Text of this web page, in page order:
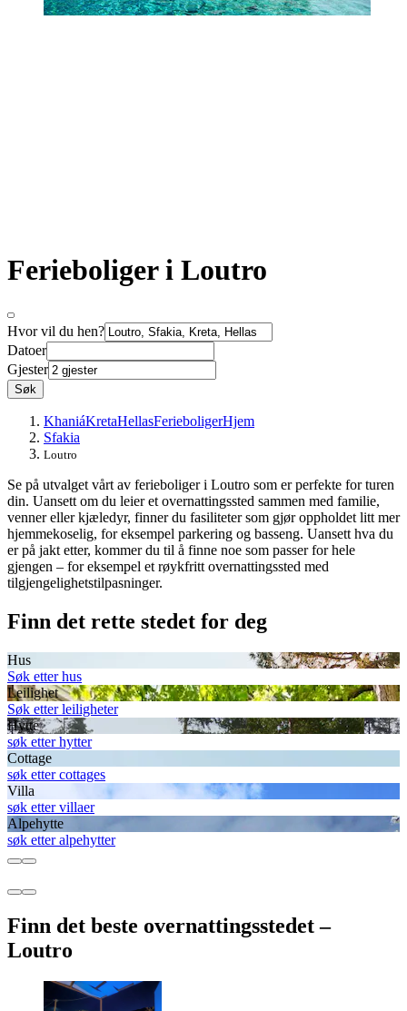
Ferieboliger i Loutro
Hvor vil du hen?
Datoer
Gjester
Søk
KhaniáKretaHellasFerieboligerHjem
Sfakia
Loutro
Se på utvalget vårt av ferieboliger i Loutro som er perfekte for turen
din. Uansett om du leier et overnattingssted sammen med familie,
venner eller kjæledyr, finner du fasiliteter som gjør oppholdet litt mer
hjemmekoselig, for eksempel parkering og basseng. Uansett hva du
er på jakt etter, kommer du til å finne noe som passer for hele
gjengen – for eksempel et røykfritt overnattingssted med
tilgjengelighetstilpasninger.
Finn det rette stedet for deg
Hus
Søk etter hus
Leilighet
Søk etter leiligheter
Hytte
søk etter hytter
Cottage
søk etter cottages
Villa
søk etter villaer
Alpehytte
søk etter alpehytter
Finn det beste overnattingsstedet –
Loutro